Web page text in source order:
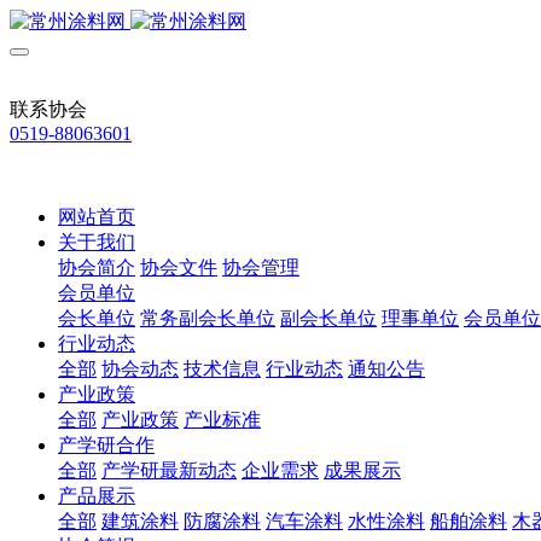
联系协会
0519-88063601
网站首页
关于我们
协会简介 协会文件 协会管理
会员单位
会长单位 常务副会长单位 副会长单位 理事单位 会员单位
行业动态
全部 协会动态 技术信息 行业动态 通知公告
产业政策
全部 产业政策 产业标准
产学研合作
全部 产学研最新动态 企业需求 成果展示
产品展示
全部 建筑涂料 防腐涂料 汽车涂料 水性涂料 船舶涂料 木